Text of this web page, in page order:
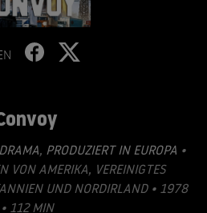
DRAMA, PRODUZIERT IN EUROPA •
VON AMERIKA, VEREINIGTES
UND NORDIRLAND • 1978
• 112 MIN